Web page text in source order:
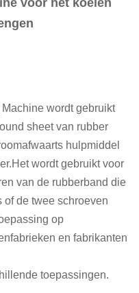
voor het koelen
wordt gebruikt
sheet van rubber
hulpmiddel
wordt gebruikt voor
van de rubberband die
of de twee schroeven
op
en fabrikanten
toepassingen.